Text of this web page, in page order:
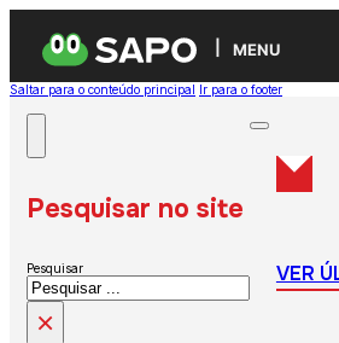
MENU
Saltar para o conteúdo principal Ir para o footer
Pesquisar no site
Pesquisar
×
VER